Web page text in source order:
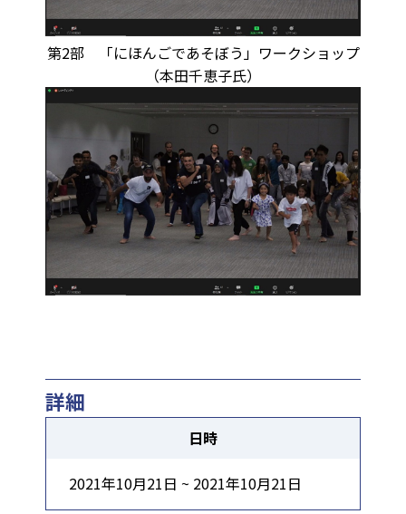
第2部 「にほんごであそぼう」ワークショップ
（本田千恵子氏）
詳細
日時
2021年10月21日 ~ 2021年10月21日